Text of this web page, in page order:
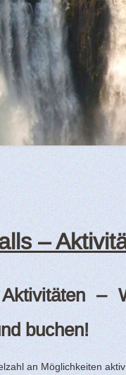
–
–
buchen!
an Möglichkeiten aktiv